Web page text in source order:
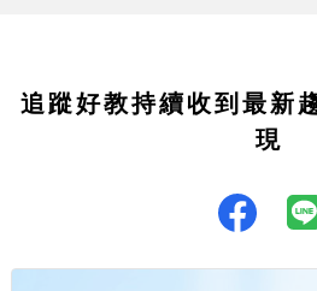
追蹤好教持續收到最新
現